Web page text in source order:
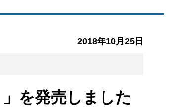
2018年10月25日
を発売しました